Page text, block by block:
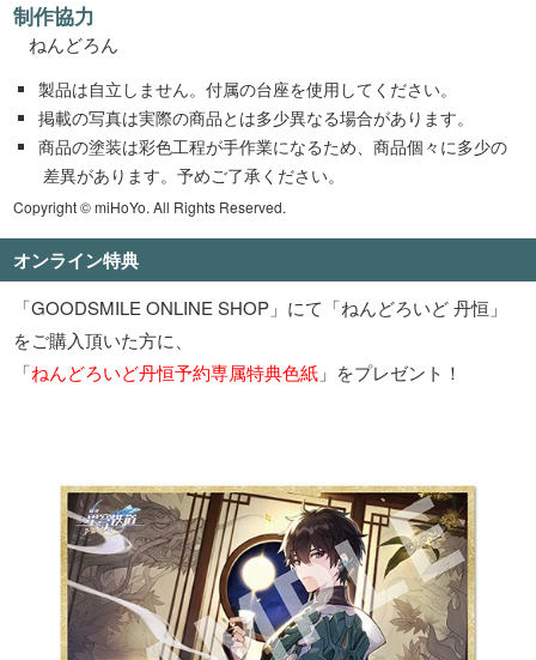
制作協力
ねんどろん
製品は自立しません。付属の台座を使用してください。
掲載の写真は実際の商品とは多少異なる場合があります。
商品の塗装は彩色工程が手作業になるため、商品個々に多少の
差異があります。予めご了承ください。
Copyright © miHoYo. All Rights Reserved.
オンライン特典
「GOODSMILE ONLINE SHOP」にて「ねんどろいど 丹恒」
をご購入頂いた方に、
「ねんどろいど丹恒予約専属特典色紙 」をプレゼント！